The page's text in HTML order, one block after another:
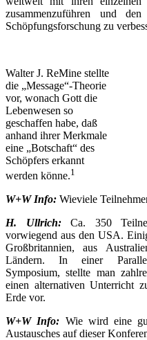
zusammenzuführen und
Schöpfungsforschung zu
Walter J. ReMine stellte
die „Message“-Theorie
vor, wonach Gott die
Lebenwesen so
geschaffen habe, daß
anhand ihrer Merkmale
eine „Botschaft“ des
Schöpfers erkannt
werden könne.1
W+W Info: Wieviele
H. Ullrich:Ca. 350
vorwiegend aus den USA.
Großbritannien, aus
Ländern. In einer
Symposium, stellte man
einen alternativen Unterricht
Erde vor.
W+W Info: Wie wird eine
Austausches auf dieser